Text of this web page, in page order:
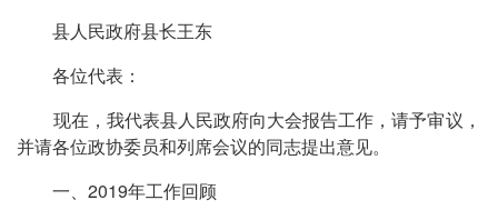
县人民政府县长王东
各位代表：
现在，我代表县人民政府向大会报告工作，请予审议，
并请各位政协委员和列席会议的同志提出意见。
一、2019年工作回顾